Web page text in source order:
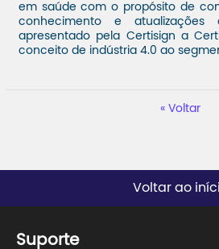
em saúde com o propósito de
conhecimento e atualizações
apresentado pela Certisign a
conceito de indústria 4.0 ao
Voltar
Voltar ao
Suporte